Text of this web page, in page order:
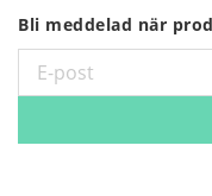
Bli meddelad när